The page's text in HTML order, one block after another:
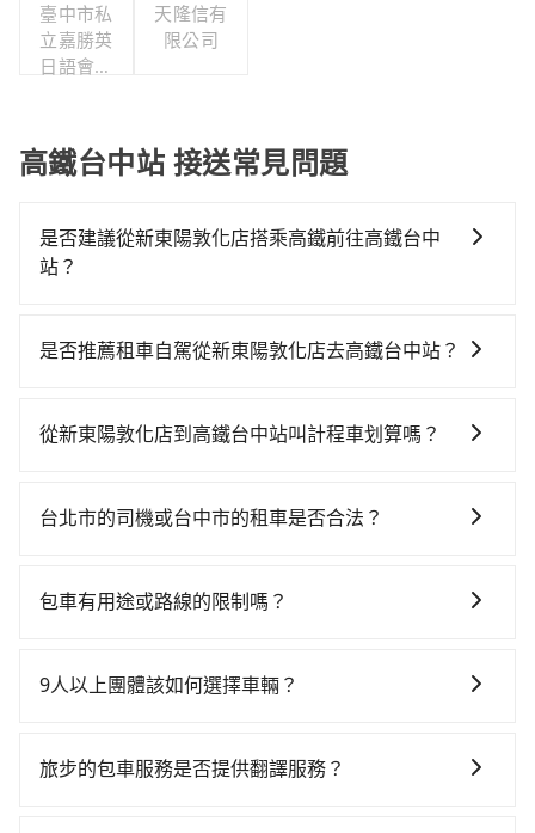
臺中市私
立嘉勝英
日語會話
天隆信有
限公司
高鐵台中站 接送常見問題
是否建議從新東陽敦化店搭乘高鐵前往高鐵台中
站？
舒適、省時、較貴！從最早06:26一直到23:00，台北-台
車花費約300元、車程約17分鐘。抵達高鐵站後，步行
站，每人票價700元，再用10分鐘出站。全程加上轉車
接送，則每人平均花費約650元，費時1小時57分鐘。長
說，預約tripool還是比較划算的。如果你是三人以下要
是否推薦租車自駕從新東陽敦化店去高鐵台中站？
時不需要閉目養神（因為要自己開車），最重要的是你
$115~205承租小轎車，每公里再額外加收$3.2，從新東
路返回），雖已將eTag和可能的每小時40元路邊停車費
Yaris、Prius C、Vios這類乘坐體驗較差的車款，如果人
發現仍有上一組乘客遺留的垃圾或者撞凹的車門仍未被
從新東陽敦化店到高鐵台中站叫計程車划算嗎？
灣大車隊、Uber、Line Taxi、Yoxi等，如果在路邊攔不
跳錶計算，價格約為4,340~5,200元間，但如改預約
最佳選擇。
台北市的司機或台中市的租車是否合法？
車、私家車或野雞車在招攬生意，這不僅是違法可能被
都無法監控或追查。最好別為了省小錢而冒上不必要的
駕駛執照以及良民證外，車輛一定投保最高300萬乘客
包車有用途或路線的限制嗎？
地方，只要是長途交通且途中遵守台灣法律，無論是清
檢疫、預約叫車、機場接送、定期洗腎、包月上下班，
9人以上團體該如何選擇車輛？
9人以上之廂型車，其實屬違法。在現行法律下，營業小
旅步的包車服務是否提供翻譯服務？